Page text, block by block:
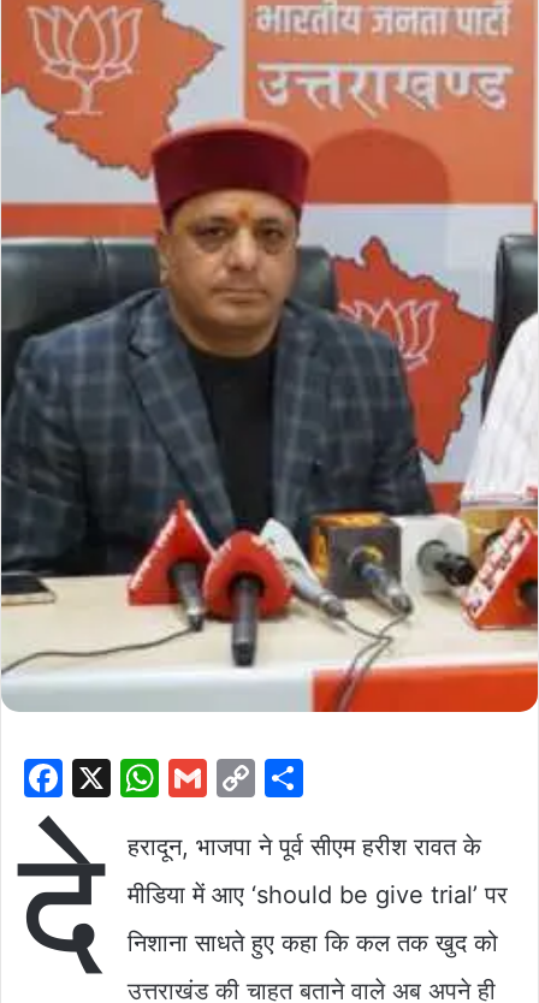
F
c
e
b
o
X
W
at
s
A
G
ai
l
C
p
y
Li
n
ar
e
दे
हरादून, भाजपा ने पूर्व सीएम हरीश रावत के
मीडिया में आए ‘should be give trial’ पर
निशाना साधते हुए कहा कि कल तक खुद को
उत्तराखंड की चाहत बताने वाले अब अपने ही